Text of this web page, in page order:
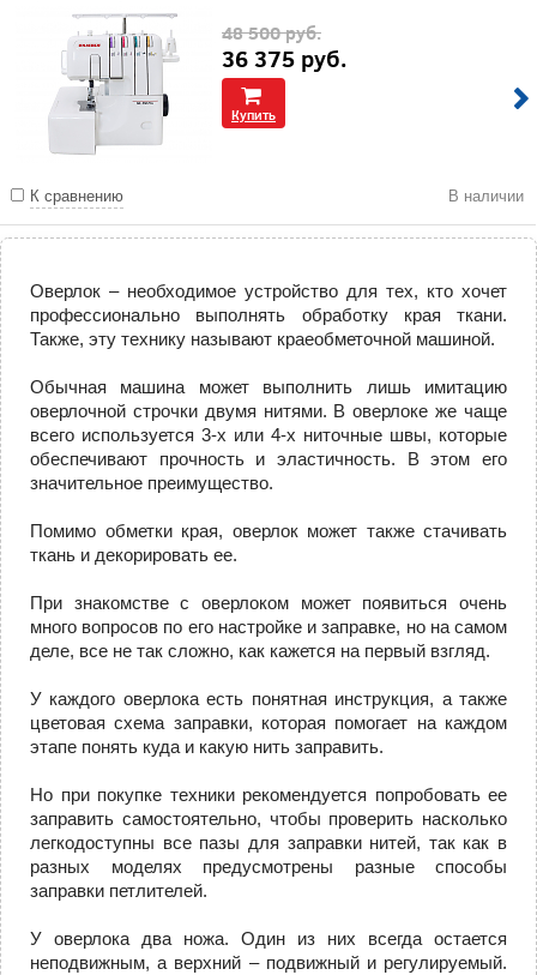
48 500руб.
36 375 руб.
Купить
К сравнению В наличии
Оверлок – необходимое устройство для тех, кто хочет
профессионально выполнять обработку края ткани.
Также, эту технику называют краеобметочной машиной.
Обычная машина может выполнить лишь имитацию
оверлочной строчки двумя нитями. В оверлоке же чаще
всего используется 3-х или 4-х ниточные швы, которые
обеспечивают прочность и эластичность. В этом его
значительное преимущество.
Помимо обметки края, оверлок может также стачивать
ткань и декорировать ее.
При знакомстве с оверлоком может появиться очень
много вопросов по его настройке и заправке, но на самом
деле, все не так сложно, как кажется на первый взгляд.
У каждого оверлока есть понятная инструкция, а также
цветовая схема заправки, которая помогает на каждом
этапе понять куда и какую нить заправить.
Но при покупке техники рекомендуется попробовать ее
заправить самостоятельно, чтобы проверить насколько
легкодоступны все пазы для заправки нитей, так как в
разных моделях предусмотрены разные способы
заправки петлителей.
У оверлока два ножа. Один из них всегда остается
неподвижным, а верхний – подвижный и регулируемый.